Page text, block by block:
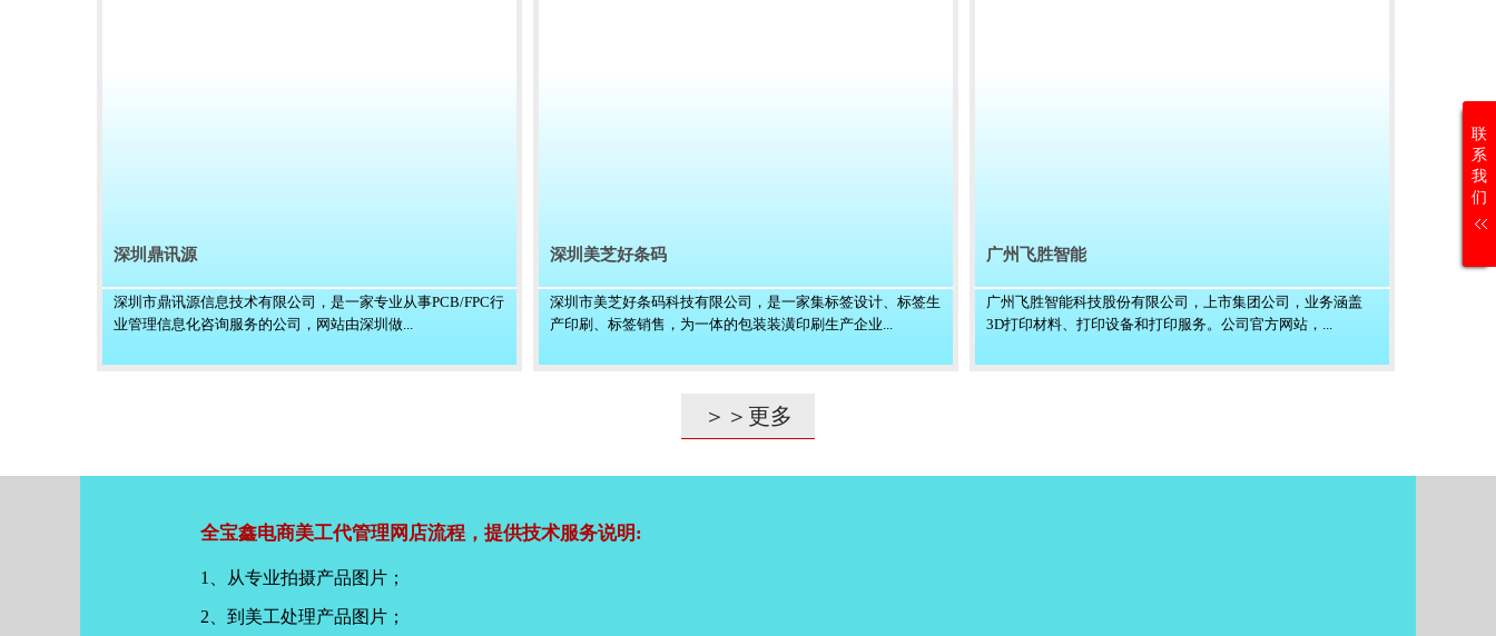
深圳鼎讯源
深圳市鼎讯源信息技术有限公司，是一家专业从事PCB/FPC行
业管理信息化咨询服务的公司，网站由深圳做...
深圳美芝好条码
深圳市美芝好条码科技有限公司，是一家集标签设计、标签生
产印刷、标签销售，为一体的包装装潢印刷生产企业...
广州飞胜智能
广州飞胜智能科技股份有限公司，上市集团公司，业务涵盖
3D打印材料、打印设备和打印服务。公司官方网站，...
＞＞更多
全宝鑫电商美工代管理网店流程，提供技术服务说明:
1、从专业拍摄产品图片；
2、到美工处理产品图片；
联
系
我
们